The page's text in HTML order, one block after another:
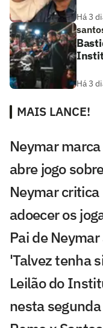
Há 3
Há 3
MAIS LANCE!
Neymar
abre jogo
Neymar
adoecer os
Pai de
'Talvez tenha
Leilão do
nesta